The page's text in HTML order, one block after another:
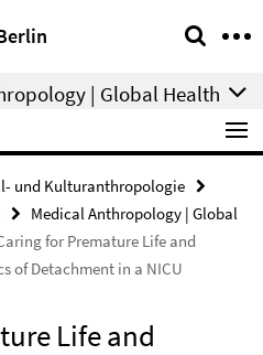
| Global Health
und Kulturanthropologie
Medical Anthropology | Global
for Premature Life and
of Detachment in a NICU
Life and